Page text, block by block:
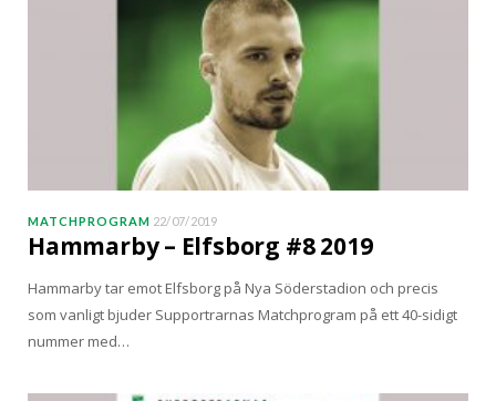
MATCHPROGRAM 22/07/2019
Hammarby – Elfsborg #8 2019
Hammarby tar emot Elfsborg på Nya Söderstadion och precis
som vanligt bjuder Supportrarnas Matchprogram på ett 40-sidigt
nummer med…